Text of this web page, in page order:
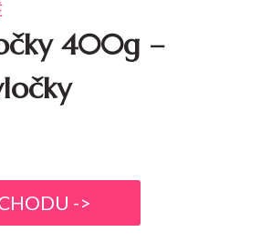
400g –
->